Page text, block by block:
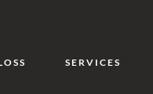
SERVICES